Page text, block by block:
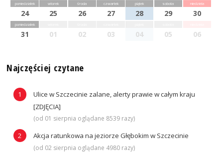
poniedziałek
24
wtorek
25
środa
26
czwartek
27
piątek
28
sobota
29
niedziela
30
poniedziałek
31 01 02 03 04 05 06
Najczęściej czytane
Ulice w Szczecinie zalane, alerty prawie w całym kraju
[ZDJĘCIA]
(od 01 sierpnia oglądane 8539 razy)
Akcja ratunkowa na jeziorze Głębokim w Szczecinie
(od 02 sierpnia oglądane 4980 razy)